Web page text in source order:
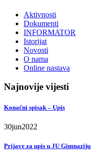
Aktivnosti
Dokumenti
INFORMATOR
Istorijat
Novosti
O nama
Online nastava
Najnovije vijesti
Konačni spisak – Upis
30jun2022
Prijave za upis u JU